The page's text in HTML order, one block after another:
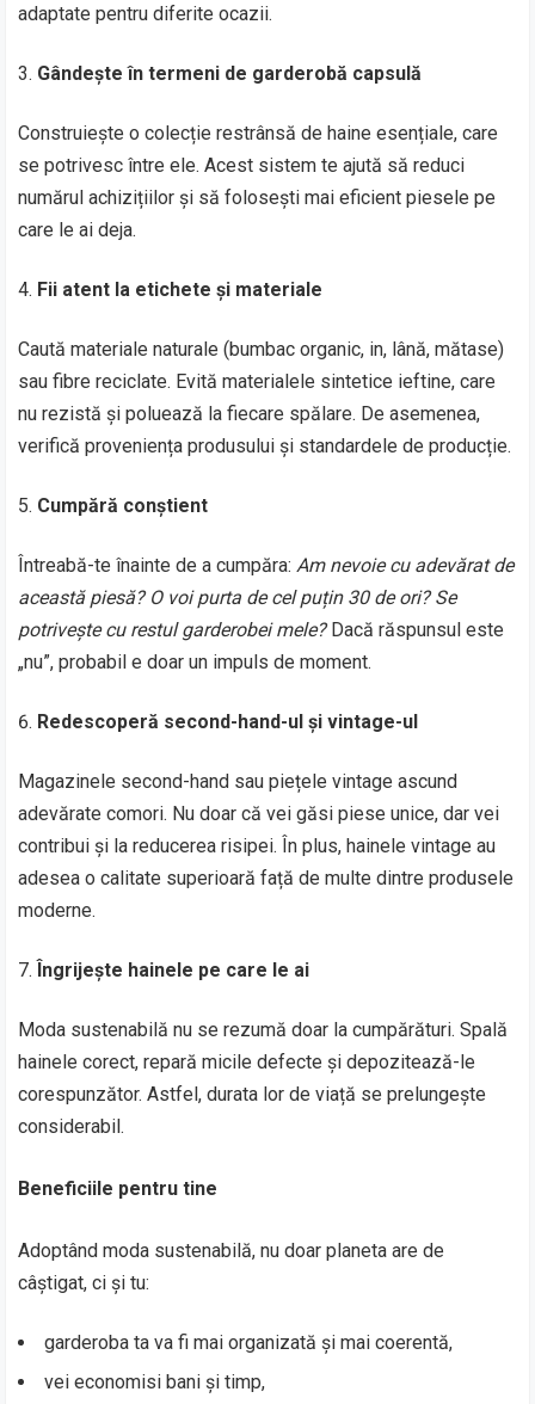
adaptate pentru diferite ocazii.
Gândește în termeni de garderobă capsulă
Construiește o colecție restrânsă de haine esențiale, care
se potrivesc între ele. Acest sistem te ajută să reduci
numărul achizițiilor și să folosești mai eficient piesele pe
care le ai deja.
Fii atent la etichete și materiale
Caută materiale naturale (bumbac organic, in, lână, mătase)
sau fibre reciclate. Evită materialele sintetice ieftine, care
nu rezistă și poluează la fiecare spălare. De asemenea,
verifică proveniența produsului și standardele de producție.
Cumpără conștient
Întreabă-te înainte de a cumpăra: Am nevoie cu adevărat de
această piesă? O voi purta de cel puțin 30 de ori? Se
potrivește cu restul garderobei mele?Dacă răspunsul este
„nu”, probabil e doar un impuls de moment.
Redescoperă second-hand-ul și vintage-ul
Magazinele second-hand sau piețele vintage ascund
adevărate comori. Nu doar că vei găsi piese unice, dar vei
contribui și la reducerea risipei. În plus, hainele vintage au
adesea o calitate superioară față de multe dintre produsele
moderne.
Îngrijește hainele pe care le ai
Moda sustenabilă nu se rezumă doar la cumpărături. Spală
hainele corect, repară micile defecte și depozitează-le
corespunzător. Astfel, durata lor de viață se prelungește
considerabil.
Beneficiile pentru tine
Adoptând moda sustenabilă, nu doar planeta are de
câștigat, ci și tu:
garderoba ta va fi mai organizată și mai coerentă,
vei economisi bani și timp,